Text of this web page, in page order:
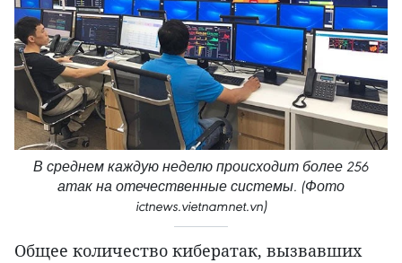
В среднем каждую неделю происходит более 256
атак на отечественные системы. (Фото
ictnews.vietnamnet.vn)
Общее количество кибератак, вызвавших